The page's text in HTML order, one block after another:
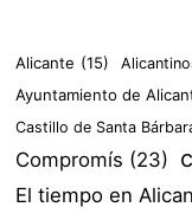
Alicante (15)
Ayuntamiento de
Castillo de Santa
Compromís (23)
El tiempo en